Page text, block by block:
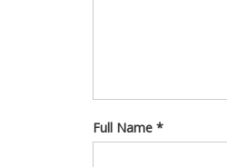
Full Name *